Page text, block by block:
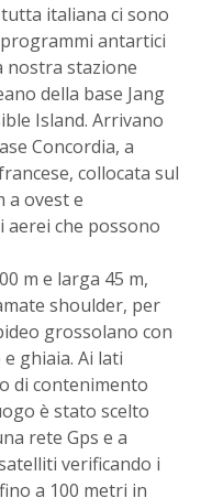
italiana ci sono
antartici
nostra stazione
della base Jang
Island. Arrivano
Concordia, a
collocata sul
a ovest e
che possono
m e larga 45 m,
shoulder, per
grossolano con
ghiaia. Ai lati
di contenimento
è stato scelto
rete Gps e a
verificando i
a 100 metri in